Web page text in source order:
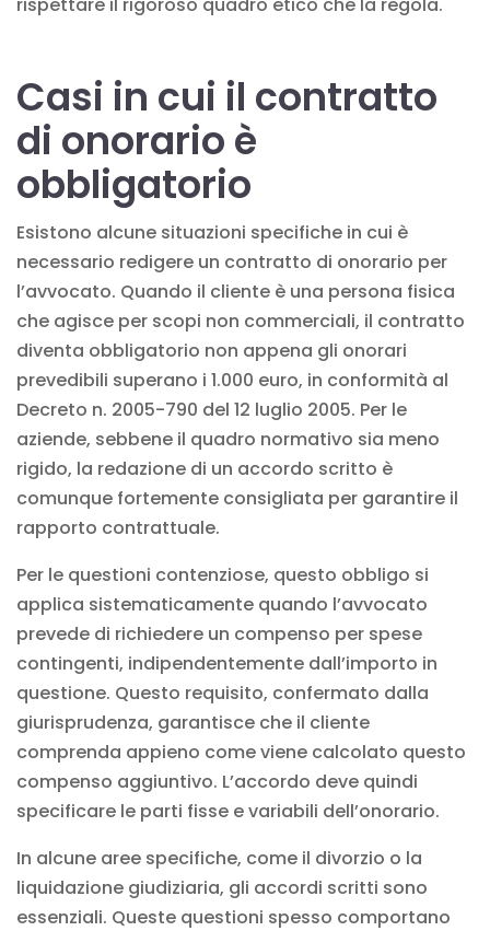
Casi in cui il contratto
di onorario è
obbligatorio
Esistono alcune situazioni specifiche in cui è
necessario redigere un contratto di onorario per
l’avvocato. Quando il cliente è una persona fisica
che agisce per scopi non commerciali, il contratto
diventa obbligatorio non appena gli onorari
prevedibili superano i 1.000 euro, in conformità al
Decreto n. 2005-790 del 12 luglio 2005. Per le
aziende, sebbene il quadro normativo sia meno
rigido, la redazione di un accordo scritto è
comunque fortemente consigliata per garantire il
rapporto contrattuale.
Per le questioni contenziose, questo obbligo si
applica sistematicamente quando l’avvocato
prevede di richiedere un compenso per spese
contingenti, indipendentemente dall’importo in
questione. Questo requisito, confermato dalla
giurisprudenza, garantisce che il cliente
comprenda appieno come viene calcolato questo
compenso aggiuntivo. L’accordo deve quindi
specificare le parti fisse e variabili dell’onorario.
In alcune aree specifiche, come il divorzio o la
liquidazione giudiziaria, gli accordi scritti sono
essenziali. Queste questioni spesso comportano